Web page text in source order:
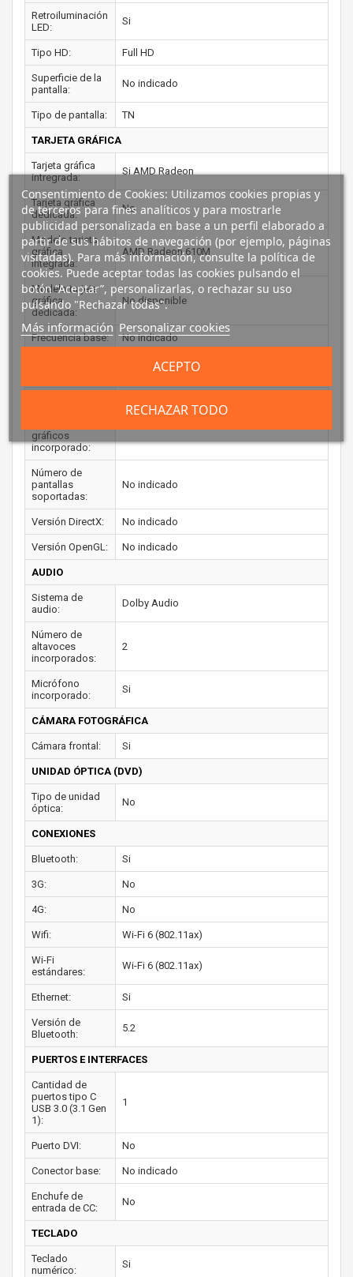
Retroiluminación
LED:
Si
Tipo HD: Full HD
Superficie de la
pantalla:
No indicado
Tipo de pantalla: TN
TARJETA GRÁFICA
Tarjeta gráfica
intregrada:
Si AMD Radeon
Tarjeta gráfica
dedicada:
No
Modelo tarjeta
gráfica
integrada:
AMD Radeon 610M
Modelo tarjeta
gráfica
dedicada:
No disponible
Frecuencia base: No indicado
No indicado
gráficos
incorporado:
Número de
pantallas
soportadas:
No indicado
Versión DirectX: No indicado
Versión OpenGL: No indicado
AUDIO
Sistema de
audio:
Dolby Audio
Número de
altavoces
incorporados:
2
Micrófono
incorporado:
Si
CÁMARA FOTOGRÁFICA
Cámara frontal: Si
UNIDAD ÓPTICA (DVD)
Tipo de unidad
óptica:
No
CONEXIONES
Bluetooth: Si
3G: No
4G: No
Wifi: Wi-Fi 6 (802.11ax)
Wi-Fi
estándares:
Wi-Fi 6 (802.11ax)
Ethernet: Si
Versión de
Bluetooth:
5.2
PUERTOS E INTERFACES
Cantidad de
puertos tipo C
USB 3.0 (3.1 Gen
1):
1
Puerto DVI: No
Conector base: No indicado
Enchufe de
entrada de CC:
No
TECLADO
Teclado
numérico:
Si
Consentimiento de Cookies: Utilizamos cookies propias y
de terceros para fines analíticos y para mostrarle
publicidad personalizada en base a un perfil elaborado a
partir de sus hábitos de navegación (por ejemplo, páginas
visitadas). Para más información, consulte la política de
cookies. Puede aceptar todas las cookies pulsando el
botón “Aceptar”, personalizarlas, o rechazar su uso
pulsando "Rechazar todas".
Más información Personalizar cookies
RECHAZAR TODO
ACEPTO